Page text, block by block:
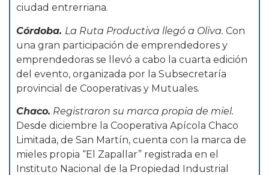
ciudad entrerriana.
Córdoba. La Ruta Productiva llegó a Oliva. Con
una gran participación de emprendedores y
emprendedoras se llevó a cabo la cuarta edición
del evento, organizada por la Subsecretaría
provincial de Cooperativas y Mutuales.
Chaco. Registraron su marca propia de miel.
Desde diciembre la Cooperativa Apícola Chaco
Limitada, de San Martín, cuenta con la marca de
mieles propia “El Zapallar” registrada en el
Instituto Nacional de la Propiedad Industrial